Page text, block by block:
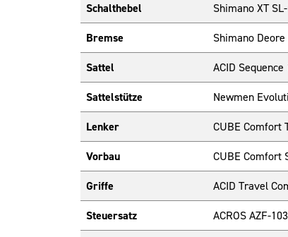
Schalthebel Shimano XT
Bremse Shimano
Sattel ACID Sequence
Sattelstütze Newmen
Lenker CUBE Comfort
Vorbau CUBE Comfort
Griffe ACID Travel
Steuersatz ACROS AZF-